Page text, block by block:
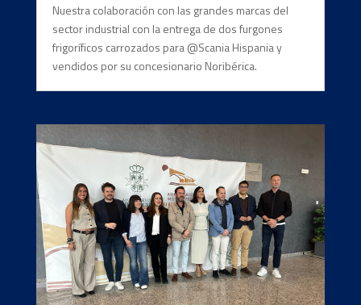
Nuestra colaboración con las grandes marcas del
sector industrial con la entrega de dos furgones
frigoríficos carrozados para @Scania Hispania y
vendidos por su concesionario Noribérica.